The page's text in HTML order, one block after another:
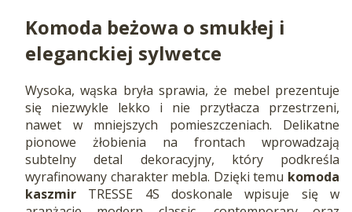
Komoda beżowa o smukłej i
eleganckiej sylwetce
Wysoka, wąska bryła sprawia, że mebel prezentuje
się niezwykle lekko i nie przytłacza przestrzeni,
nawet w mniejszych pomieszczeniach. Delikatne
pionowe żłobienia na frontach wprowadzają
subtelny detal dekoracyjny, który podkreśla
wyrafinowany charakter mebla. Dzięki temu komoda
kaszmir TRESSE 4S doskonale wpisuje się w